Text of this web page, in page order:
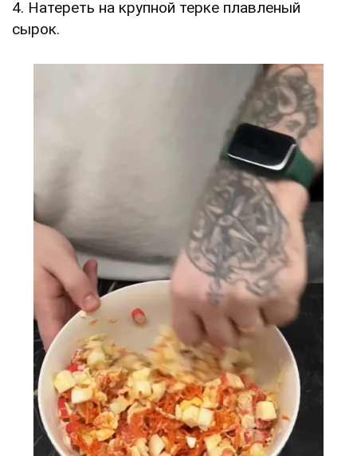
4. Натереть на крупной терке плавленый
сырок.